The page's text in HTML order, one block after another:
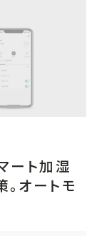
ート加湿
オートモ